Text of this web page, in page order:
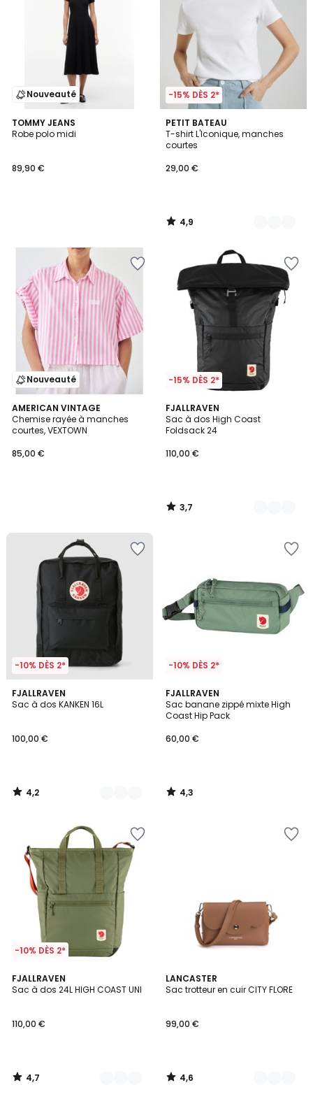
Nouveauté
TOMMY JEANS
Robe polo midi
89,90 €
-15% DÈS 2*
PETIT BATEAU
T-shirt L'Iconique, manches
courtes
29,00 €
4,9
/ 5
3
Couleurs
4,9
/
Nouveauté
AMERICAN VINTAGE
Chemise rayée à manches
courtes, VEXTOWN
85,00 €
-15% DÈS 2*
FJALLRAVEN
Sac à dos High Coast
Foldsack 24
110,00 €
3,7
/ 5
2
Couleurs
3,7
/
-10% DÈS 2*
FJALLRAVEN
Sac à dos KANKEN 16L
100,00 €
4,2
/ 5
3
Couleurs
4,2
/
-10% DÈS 2*
FJALLRAVEN
Sac banane zippé mixte High
Coast Hip Pack
60,00 €
4,3
/ 5
4,3
/
-10% DÈS 2*
FJALLRAVEN
Sac à dos 24L HIGH COAST UNI
110,00 €
4,7
/ 5
5
Couleurs
4,7
/
LANCASTER
Sac trotteur en cuir CITY FLORE
99,00 €
4,6
/ 5
2
Couleurs
4,6
/